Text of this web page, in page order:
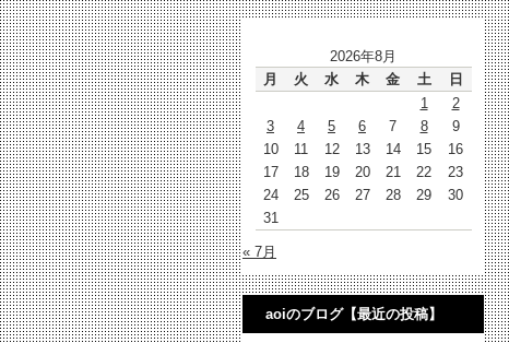
2026年8月
月
火 水 木 金 土
日
1
2
3
4 5 6 7 8
9
10
11 12 13 14 15
16
17
18 19 20 21 22
23
24
25 26 27 28 29
30
31
« 7月
aoiのブログ【最近の投稿】